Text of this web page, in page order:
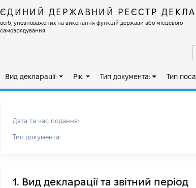
ЄДИНИЙ ДЕРЖАВНИЙ РЕЄСТР
осіб, уповноважених на виконання функцій держави або місцевого
самоврядування
Вид декларації: Рік: Тип документа: Тип
Дата та час подання:
Тип документа:
1. Вид декларації та звітний період